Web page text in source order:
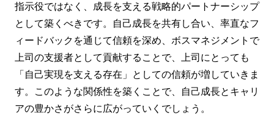
指示役ではなく、成長を支える戦略的パートナーシップ
として築くべきです。自己成長を共有し合い、率直なフ
ィードバックを通じて信頼を深め、ボスマネジメントで
上司の支援者として貢献することで、上司にとっても
「自己実現を支える存在」としての信頼が増していきま
す。このような関係性を築くことで、自己成長とキャリ
アの豊かさがさらに広がっていくでしょう。